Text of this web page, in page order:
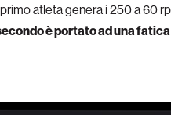
primo atleta genera i 250 a 60
è portato ad una